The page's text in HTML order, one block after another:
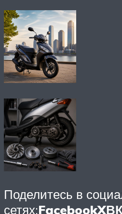
Поделитесь в
сетях:FacebookX